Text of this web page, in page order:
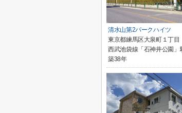
清水山第2パークハイツ
東京都練馬区大泉町１丁目
西武池袋線「石神井公園」
築38年